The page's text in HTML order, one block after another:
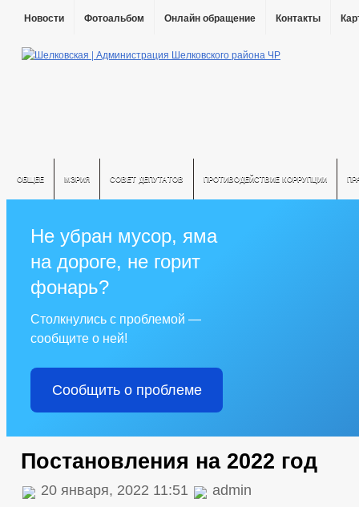
Новости Фотоальбом Онлайн обращение Контакты
ОБЩЕЕ МЭРИЯ СОВЕТ ДЕПУТАТОВ ПРОТИВОДЕЙСТВИЕ КОРРУПЦИИ
Не убран мусор, яма
на дороге, не горит
фонарь?
Столкнулись с проблемой —
сообщите о ней!
Сообщить о проблеме
Постановления на 2022 год
20 января, 2022 11:51 admin